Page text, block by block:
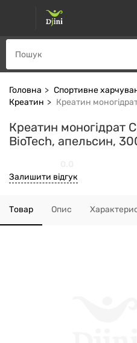
Головна
Спортивне
Креатин
Креатин
Креатин моногідрат
BioTech, апельсин,
Залишити відгук
Товар Опис